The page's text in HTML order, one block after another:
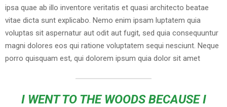
ipsa quae ab illo inventore veritatis et quasi architecto beatae
vitae dicta sunt explicabo. Nemo enim ipsam luptatem quia
voluptas sit aspernatur aut odit aut fugit, sed quia consequuntur
magni dolores eos qui ratione voluptatem sequi nesciunt. Neque
porro quisquam est, qui dolorem ipsum quia dolor sit amet
I WENT TO THE WOODS BECAUSE I